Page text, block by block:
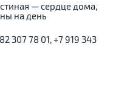
— сердце дома,
на день
307 78 01, +7 919 343